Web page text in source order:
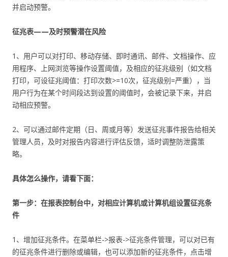
并启动预警。
征兆表——及时预警潜在风险
1、用户可以对打印、移动存储、即时通讯、邮件、文档操作、应
用程序、上网浏览等操作设置阈值，及相应的征兆级别（如文档
打印，可设征兆阈值：打印次数>=10次，征兆级别=严重），当
用户行为在某个时间段达到设置的阈值时，会被记录下来，并启
动相应预警。
2、可以通过邮件定期（日、周或月等）发送征兆事件报告给相关
管理人员，及时对报告内容进行评估反馈，适时调整防泄露策
略。
具体怎么操作，请看下面：
第一步：在报表控制台中，对相应计算机或计算机组设置征兆条
件
1、增加征兆条件。在菜单栏->报表->征兆条件管理，可以对已有
的征兆条件进行删除或编辑，也可以添加新的征兆条件，点击增